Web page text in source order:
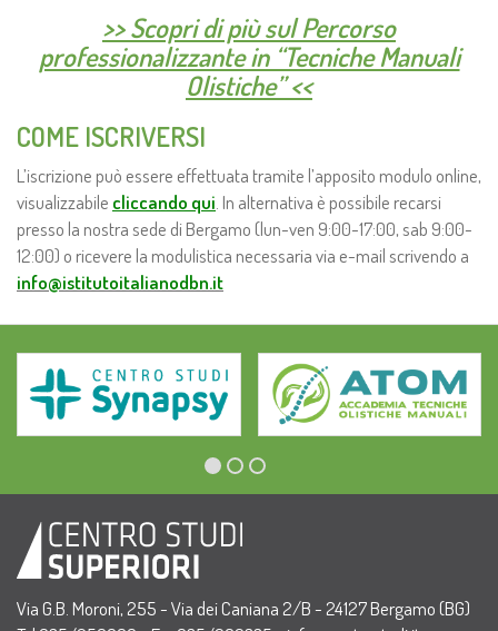
>> Scopri di più sul Percorso
professionalizzante in “Tecniche Manuali
Olistiche” <<
COME ISCRIVERSI
L’iscrizione può essere effettuata tramite l’apposito modulo online,
visualizzabile cliccando qui . In alternativa è possibile recarsi
presso la nostra sede di Bergamo (lun-ven 9:00-17:00, sab 9:00-
12:00) o ricevere la modulistica necessaria via e-mail scrivendo a
info@istitutoitalianodbn.it
Via G.B. Moroni, 255 - Via dei Caniana 2/B - 24127 Bergamo (BG)